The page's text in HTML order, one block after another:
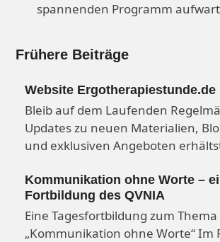
spannenden Programm
Frühere Beiträge
Website Ergotherapiestunde.de
Bleib auf dem Laufenden
Updates zu neuen Materialien,
und exklusiven Angeboten
Kommunikation ohne Worte –
Fortbildung des QVNIA
Eine Tagesfortbildung zum Thema
„Kommunikation ohne Worte“ Im